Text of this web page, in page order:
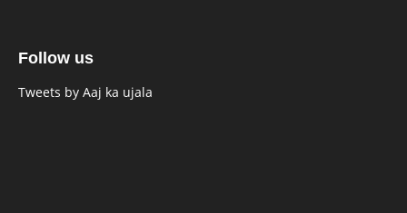
Follow us
Tweets by Aaj ka ujala